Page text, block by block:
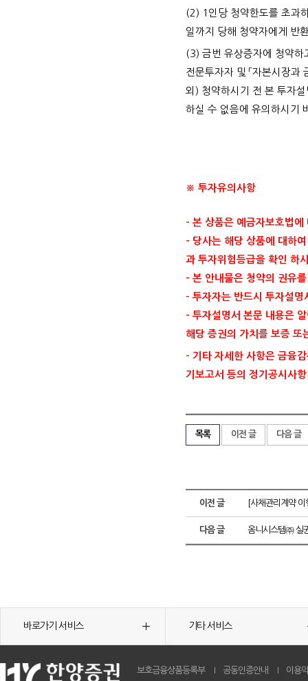
(2) 1인당 청약한도를 초과
일까지 당해 청약자에게 반
(3) 금번 유상증자에 청약하
전문투자자 및 「자본시장
외) 청약하시기 전 본 투자
하실 수 없음에 유의하시기
※ 투자유의사항
- 본 상품은 예금자보호법에
- 당사는 해당 상품에 대하
과 투자위험등급을 확인 하
- 본 안내물은 청약의 권유
- 투자자는 반드시 투자설명
- 투자설명서 본문 내용은
해당 증권의 가치를 보증 또
- 기타 자세한 사항은 금융
기보고서 등의 정기공시사
목록 이전 글 다음 글
이전 글 [사채관리계약
다음 글 옴니시스템㈜ 실
바로가기 서비스 기타 서비스
보호금융상품등록부 공동인증안내 이용